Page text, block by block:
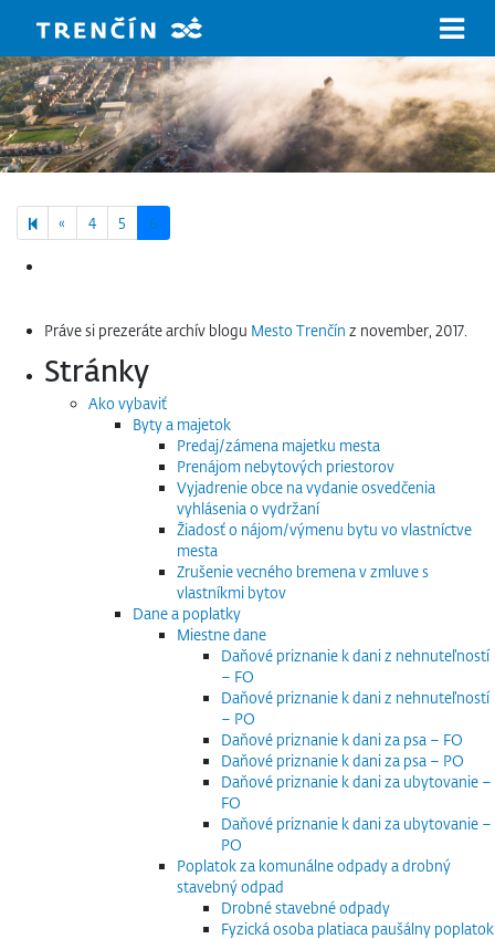
« Previous page
4 5 6
Práve si prezeráte archív blogu Mesto Trenčín z november, 2017.
Stránky
Ako vybaviť
Byty a majetok
Predaj/zámena majetku mesta
Prenájom nebytových priestorov
Vyjadrenie obce na vydanie osvedčenia
vyhlásenia o vydržaní
Žiadosť o nájom/výmenu bytu vo vlastníctve
mesta
Zrušenie vecného bremena v zmluve s
vlastníkmi bytov
Dane a poplatky
Miestne dane
Daňové priznanie k dani z nehnuteľností
– FO
Daňové priznanie k dani z nehnuteľností
– PO
Daňové priznanie k dani za psa – FO
Daňové priznanie k dani za psa – PO
Daňové priznanie k dani za ubytovanie –
FO
Daňové priznanie k dani za ubytovanie –
PO
Poplatok za komunálne odpady a drobný
stavebný odpad
Drobné stavebné odpady
Fyzická osoba platiaca paušálny poplatok